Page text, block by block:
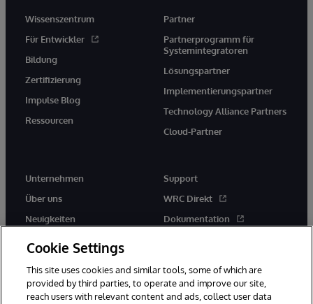
Wissenszentrum
Für Entwickler
Bildung
Zertifizierung
Impulse Blog
Ressourcen
Partner
Partnerprogramm für
Systemintegratoren
Lösungspartner
Implementierungspartner
Technology Alliance Partners
Cloud-Partner
Unternehmen
Über uns
Neuigkeiten
Support
WRC Direkt
Dokumentation
Cookie Settings
This site uses cookies and similar tools, some of which are
provided by third parties, to operate and improve our site,
reach users with relevant content and ads, collect user data